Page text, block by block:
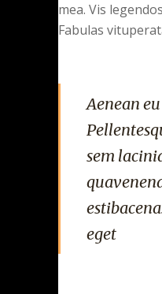
mea. Vis
Fabulas
Aenean
sem
eget